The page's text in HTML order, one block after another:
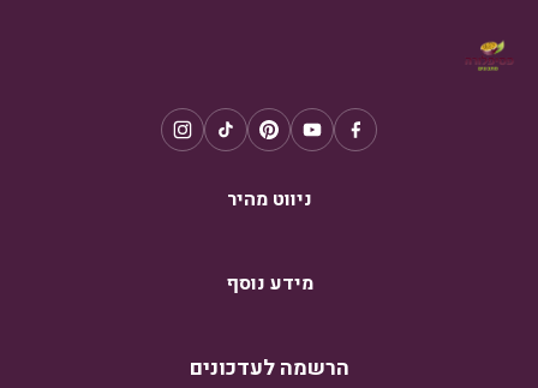
ניווט מהיר
מידע נוסף
הרשמה לעדכונים